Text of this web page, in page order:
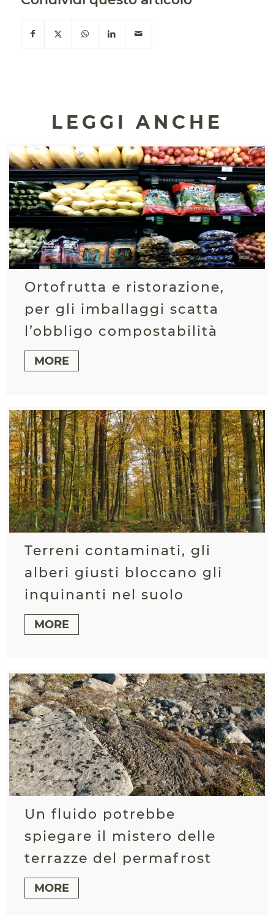
LEGGI ANCHE
Ortofrutta e ristorazione,
per gli imballaggi scatta
l’obbligo compostabilità
MORE
Terreni contaminati, gli
alberi giusti bloccano gli
inquinanti nel suolo
MORE
Un fluido potrebbe
spiegare il mistero delle
terrazze del permafrost
MORE